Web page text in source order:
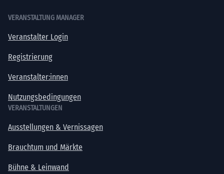
VERANSTALTUNG MANAGER
Veranstalter Login
Registrierung
Veranstalter:innen
Nutzungsbedingungen
VERANSTALTUNGEN
Ausstellungen & Vernissagen
Brauchtum und Märkte
Bühne & Leinwand